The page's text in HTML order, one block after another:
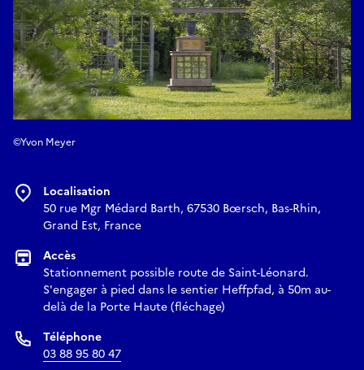
©Yvon Meyer
Localisation
50 rue Mgr Médard Barth, 67530 Bœrsch, Bas-Rhin,
Grand Est, France
Accès
Stationnement possible route de Saint-Léonard.
S'engager à pied dans le sentier Heffpfad, à 50m au-
delà de la Porte Haute (fléchage)
Téléphone
03 88 95 80 47